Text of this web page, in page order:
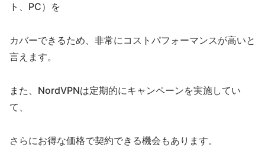
ト、PC）を
カバーできるため、非常にコストパフォーマンスが高いと
言えます。
また、NordVPNは定期的にキャンペーンを実施してい
て、
さらにお得な価格で契約できる機会もあります。